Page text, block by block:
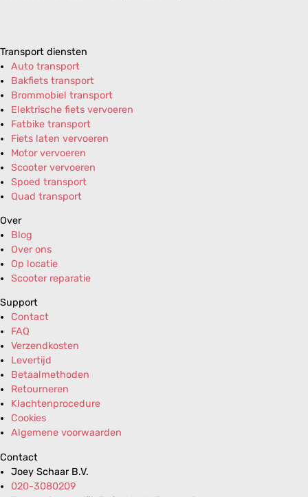
Transport diensten
Auto transport
Bakfiets transport
Brommobiel transport
Elektrische fiets vervoeren
Fatbike transport
Fiets laten vervoeren
Motor vervoeren
Scooter vervoeren
Spoed transport
Quad transport
Over
Blog
Over ons
Op locatie
Scooter reparatie
Support
Contact
FAQ
Verzendkosten
Levertijd
Betaalmethoden
Retourneren
Klachtenprocedure
Cookies
Algemene voorwaarden
Contact
Joey Schaar B.V.
020-3080209